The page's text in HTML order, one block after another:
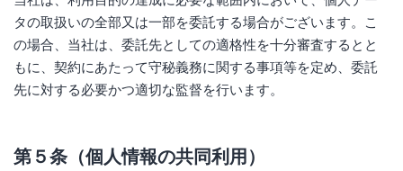
タの取扱いの全部又は一部を委託する場合がございます。こ
の場合、当社は、委託先としての適格性を十分審査するとと
もに、契約にあたって守秘義務に関する事項等を定め、委託
先に対する必要かつ適切な監督を行います。
第５条（個人情報の共同利用）